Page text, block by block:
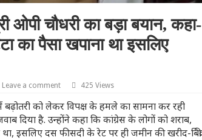
ओपी चौधरी का बड़ा बयान, कहा-
का पैसा खपाना था इसलिए
Leave a comment 425 Views
बढ़ोतरी को लेकर विपक्ष के हमले का सामना कर रही
दिया है. उन्होंने कहा कि कांग्रेस के लोगों को शराब,
इसलिए दस फीसदी के रेट पर ही जमीन की खरीद-बिक्री